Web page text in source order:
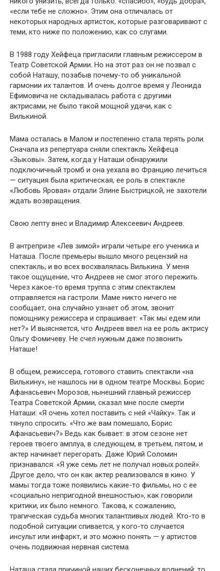
«если тебе не сложно». Этим она отличалась от
некоторых народных артисток, которые разговаривают с
теми, кто ниже по положению, как со слугами.
В 1988 году Хейфеца пригласили главным режиссером в
Театр Советской Армии. Но на этот раз он не позвал с
собой Наташу, позабыв почему-то об уникальной
гармонии их талантов. И очень долгое время у Леонида
Ефимовича не складывалась работа с другими
актрисами, не было такой мощной удачи, как с
Вилькиной.
Мама осталась в Малом и постепенно стала терять роли.
Сначала из репертуара сняли спектакль Хейфеца
«Зыковы». Затем, когда у Наташи обнаружили
подключичный тромб и она уехала во Францию лечиться
— ситуация была критическая, ее роль в спектакле
«Любовь Яровая» отдали Элине Быстрицкой, не захотели
ждать возвращения.
Свою лепту внес и Владимир Алексеевич Андреев.
В антрепризе «Лев зимой» играли четыре его ученика и
Наташа. После премьеры вышло много рецензий на
спектакль, и во всех восхвалялась Вилькина. У меня
такое ощущение, что Андреев не смог этого пережить.
Через какое-то время труппа с этим спектаклем
отправляется на гастроли. Маме никто ничего не
сообщает, она случайно узнает об этом, звонит
помощнику режиссера и спрашивает: «Так мы едем или
нет?» И выясняется, что Андреев ввел на ее роль актрису
Ольгу Фомичеву. Не счел нужным даже позвонить
Наташе!
В общем, режиссера, готового ставить спектакли «на
Вилькину», не нашлось ни в одном театре Москвы. Борис
Афанасьевич Морозов, нынешний главный режиссер
Театра Советской Армии, сказал мне после смерти
Наташи: «Я очень хотел поставить с ней «Чайку». Так и
тянуло спросить: «Что же вам помешало, Борис
Афанасьевич?» Ведь как бывает: в этом сезоне нет
героев твоего амплуа, в следующем, в третьем, пятом, и
актер начинает перегорать. Даже Юрий Соломин
признавался: «Я уже семь лет не получал новых ролей».
Другое дело, что он как актер реализовался в кино. У
мамы тогда тоже появились какие-то фильмы, но с ее
«социально непригодной внешностью», как говорили
критики, их было немного. Такова, к сожалению,
трагическая судьба многих талантливых людей. Кто-то в
подобной ситуации спивается, у кого-то случается
инсульт или инфаркт, и это можно понять — у артистов
очень подвижная нервная система.